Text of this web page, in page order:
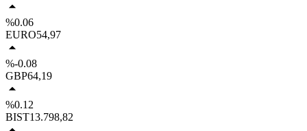
%0.06
EURO54,97
%-0.08
GBP64,19
%0.12
BIST13.798,82